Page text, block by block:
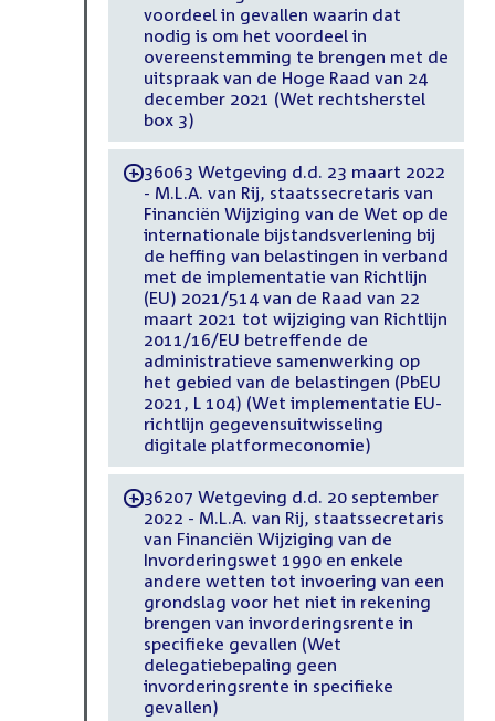
voordeel in gevallen waarin dat
nodig is om het voordeel in
overeenstemming te brengen met de
uitspraak van de Hoge Raad van 24
december 2021 (Wet rechtsherstel
box 3)
-36063 Wetgeving d.d. 23 maart 2022
- M.L.A. van Rij, staatssecretaris van
Financiën Wijziging van de Wet op de
internationale bijstandsverlening bij
de heffing van belastingen in verband
met de implementatie van Richtlijn
(EU) 2021/514 van de Raad van 22
maart 2021 tot wijziging van Richtlijn
2011/16/EU betreffende de
administratieve samenwerking op
het gebied van de belastingen (PbEU
2021, L 104) (Wet implementatie EU-
richtlijn gegevensuitwisseling
digitale platformeconomie)
-36207 Wetgeving d.d. 20 september
2022 - M.L.A. van Rij, staatssecretaris
van Financiën Wijziging van de
Invorderingswet 1990 en enkele
andere wetten tot invoering van een
grondslag voor het niet in rekening
brengen van invorderingsrente in
specifieke gevallen (Wet
delegatiebepaling geen
invorderingsrente in specifieke
gevallen)